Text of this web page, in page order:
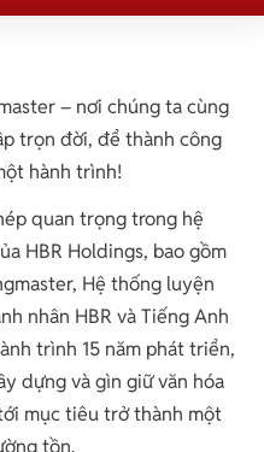
– nơi chúng ta cùng
trọn đời, để thành công
hành trình!
quan trọng trong hệ
HBR Holdings, bao gồm
Hệ thống luyện
nhân HBR và Tiếng Anh
trình 15 năm phát triển,
dựng và gìn giữ văn hóa
mục tiêu trở thành một
tồn.